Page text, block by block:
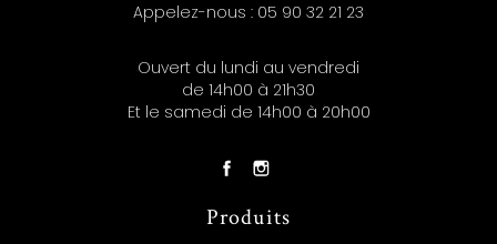
Appelez-nous : 05 90 32 21 23
Ouvert du lundi au vendredi
de 14h00 à 21h30
Et le samedi de 14h00 à 20h00
Produits